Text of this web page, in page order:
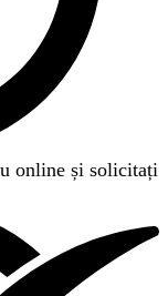
online și solicitați